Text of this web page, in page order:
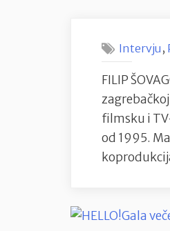
Intervju ,
FILIP
filmsku i
od 1995.